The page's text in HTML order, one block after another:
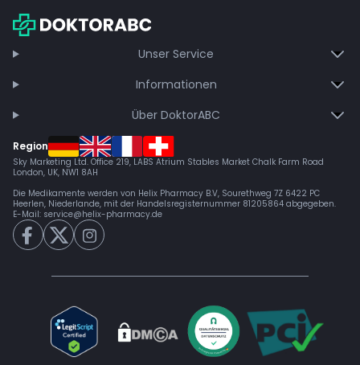
Unser Service
Informationen
Über DoktorABC
Region
Sky Marketing Ltd. Office 219, LABS Atrium Stables Market Chalk Farm Road
London, UK, NW1 8AH
Die Medikamente werden von Helix Pharmacy B.V, Sourethweg 7Z 6422 PC
Heerlen, Niederlande, mit der Handelsregisternummer 81205864 abgegeben.
E-Mail: service@helix-pharmacy.de